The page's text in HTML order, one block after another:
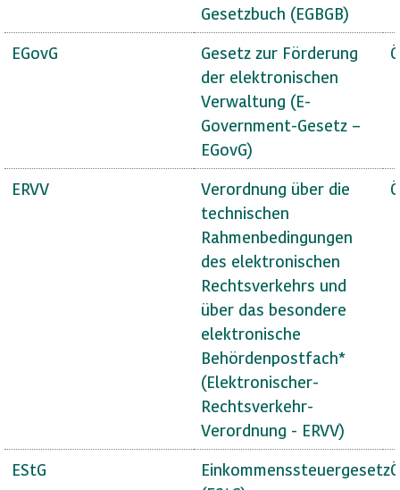
Gesetzbuch (EGBGB)
EGovG
Gesetz zur Förderung
der elektronischen
Verwaltung (E-
Government-Gesetz –
EGovG)
ERVV
Verordnung über die
technischen
Rahmenbedingungen
des elektronischen
Rechtsverkehrs und
über das besondere
elektronische
Behördenpostfach*
(Elektronischer-
Rechtsverkehr-
Verordnung - ERVV)
EStG
Einkommenssteuergesetz